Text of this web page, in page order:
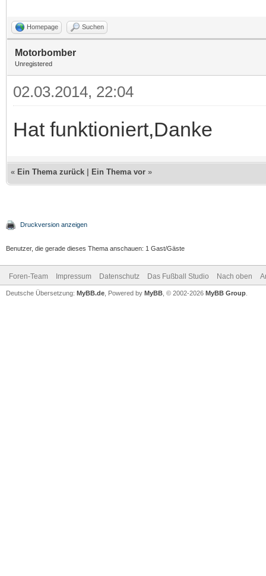
Homepage Suchen
Motorbomber
Unregistered
02.03.2014, 22:04
Hat funktioniert,Danke
« Ein Thema zurück Ein Thema vor »
Druckversion anzeigen
Benutzer, die gerade dieses Thema anschauen: 1 Gast/Gäste
Foren-Team Impressum Datenschutz Das Fußball Studio Nach oben
Deutsche Übersetzung: MyBB.de , Powered by MyBB , © 2002-2026 MyBB Group